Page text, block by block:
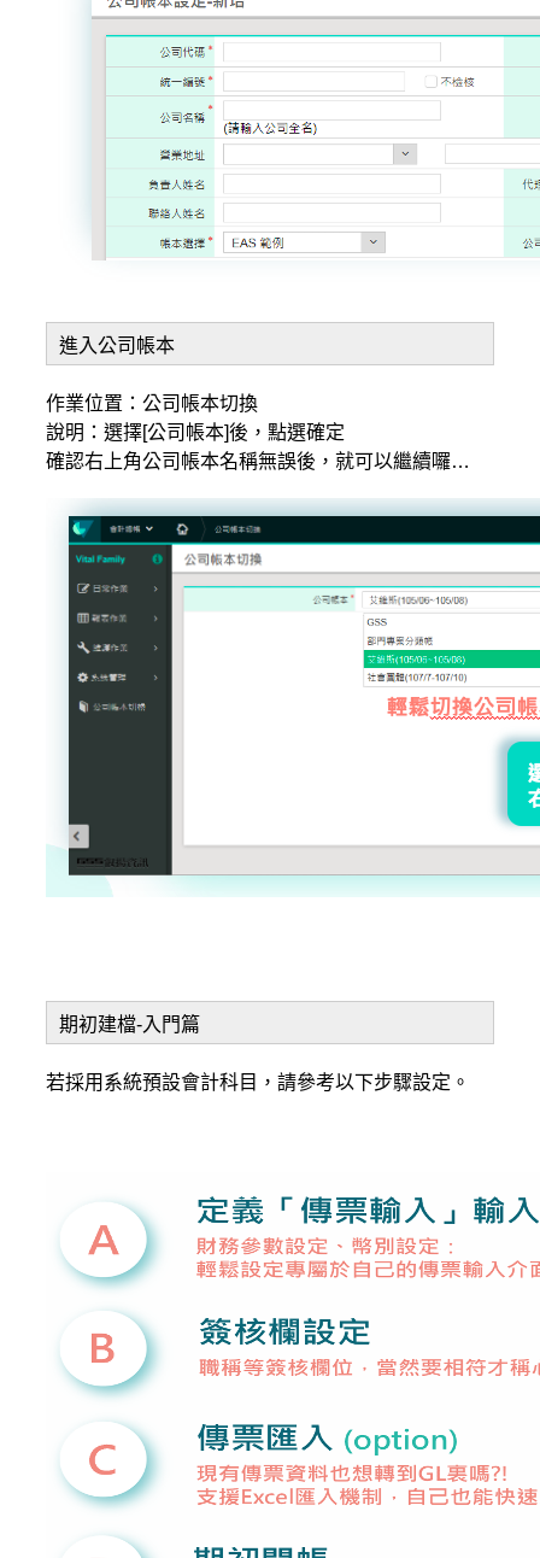
進入公司帳本
作業位置：公司帳本切換
說明：選擇[公司帳本]後，點選確定
確認右上角公司帳本名稱無誤後，就可以繼續囉…
期初建檔-入門篇
若採用系統預設會計科目，請參考以下步驟設定。